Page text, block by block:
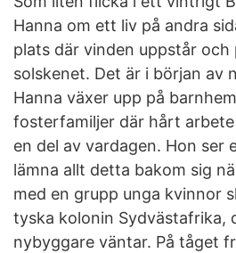
Hanna om ett liv på andra
plats där vinden uppstår och
solskenet. Det är i början av
Hanna växer upp på
fosterfamiljer där hårt
en del av vardagen. Hon ser
lämna allt detta bakom sig
med en grupp unga kvinnor
tyska kolonin Sydvästafrika,
nybyggare väntar. På tåget